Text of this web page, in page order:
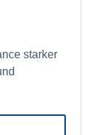
starker